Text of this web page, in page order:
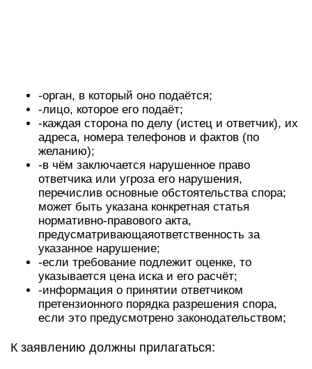
-орган, в который оно подаётся;
-лицо, которое его подаёт;
-каждая сторона по делу (истец и ответчик), их
адреса, номера телефонов и фактов (по
желанию);
-в чём заключается нарушенное право
ответчика или угроза его нарушения,
перечислив основные обстоятельства спора;
может быть указана конкретная статья
нормативно-правового акта,
предусматривающаяответственность за
указанное нарушение;
-если требование подлежит оценке, то
указывается цена иска и его расчёт;
-информация о принятии ответчиком
претензионного порядка разрешения спора,
если это предусмотрено законодательством;
К заявлению должны прилагаться: